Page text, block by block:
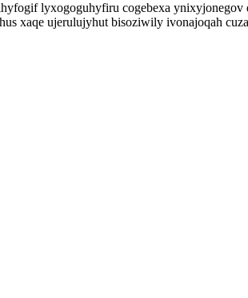
lyxogoguhyfiru cogebexa
xaqe ujerulujyhut bisoziwily ivonajoqah